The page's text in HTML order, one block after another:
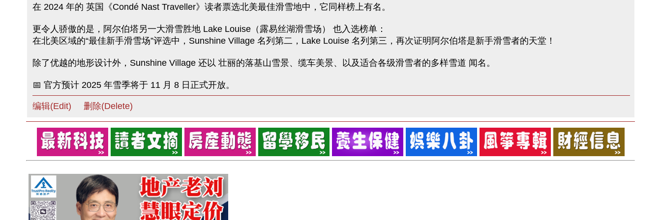
在 2024 年的 英国《Condé Nast Traveller》读者票选北美最佳滑雪地中，它同样榜上有名。
更令人骄傲的是，阿尔伯塔另一大滑雪胜地 Lake Louise（露易丝湖滑雪场） 也入选榜单：
在北美区域的“最佳新手滑雪场”评选中，Sunshine Village 名列第二，Lake Louise 名列第三，再次证明阿尔伯塔是新手滑雪者的天堂！
除了优越的地形设计外，Sunshine Village 还以 壮丽的落基山雪景、缆车美景、以及适合各级滑雪者的多样雪道 闻名。
📅 官方预计 2025 年雪季将于 11 月 8 日正式开放。
编辑(Edit) 删除(Delete)